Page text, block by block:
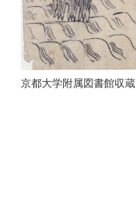
京都大学附属図書館収蔵